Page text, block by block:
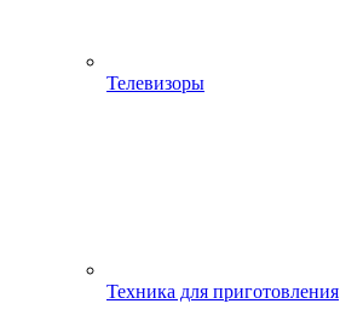
Телевизоры
Техника для приготовления